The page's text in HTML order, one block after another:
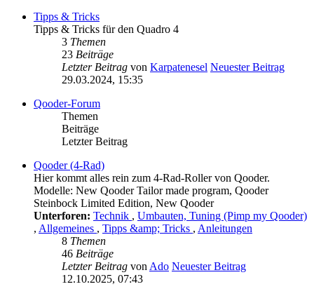
Tipps & Tricks
Tipps & Tricks für den Quadro 4
3 Themen
23 Beiträge
Letzter Beitrag von Karpatenesel Neuester Beitrag
29.03.2024, 15:35
Qooder-Forum
Themen
Beiträge
Letzter Beitrag
Qooder (4-Rad)
Hier kommt alles rein zum 4-Rad-Roller von Qooder.
Modelle: New Qooder Tailor made program, Qooder
Steinbock Limited Edition, New Qooder
Unterforen: Technik , Umbauten, Tuning (Pimp my Qooder)
, Allgemeines , Tipps &amp; Tricks , Anleitungen
8 Themen
46 Beiträge
Letzter Beitrag von Ado Neuester Beitrag
12.10.2025, 07:43